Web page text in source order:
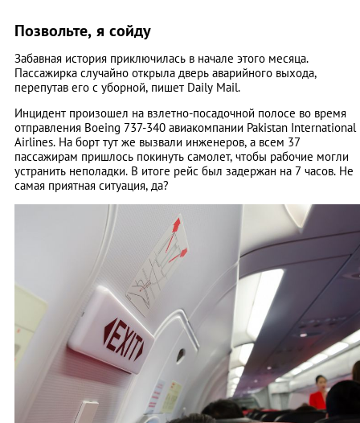
Позвольте, я сойду
Забавная история приключилась в начале этого месяца.
Пассажирка случайно открыла дверь аварийного выхода,
перепутав его с уборной, пишет Daily Mail.
Инцидент произошел на взлетно-посадочной полосе во время
отправления Boeing 737-340 авиакомпании Pakistan International
Airlines. На борт тут же вызвали инженеров, а всем 37
пассажирам пришлось покинуть самолет, чтобы рабочие могли
устранить неполадки. В итоге рейс был задержан на 7 часов. Не
самая приятная ситуация, да?